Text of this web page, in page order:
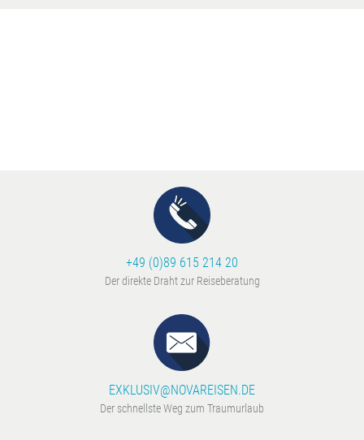
+49 (0)89 615 214 20
Der direkte Draht zur Reiseberatung
EXKLUSIV@NOVAREISEN.DE
Der schnellste Weg zum Traumurlaub